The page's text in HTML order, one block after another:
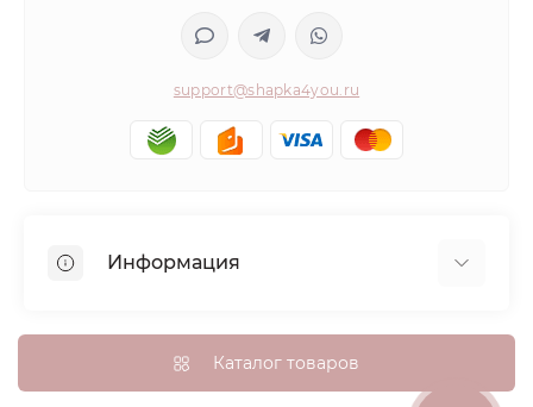
support@shapka4you.ru
Информация
Доставка, оплата и бонусные баллы
Гарантия возврата
Каталог товаров